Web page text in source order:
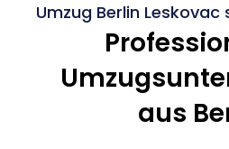
Umzug Berlin Leskovac
aus